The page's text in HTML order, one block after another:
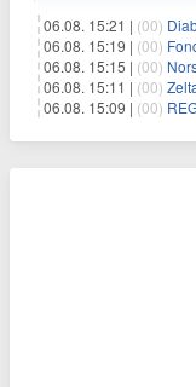
06.08. 15:21 | (00)
06.08. 15:19 | (00)
06.08. 15:15 | (00)
06.08. 15:11 | (00)
06.08. 15:09 | (00)